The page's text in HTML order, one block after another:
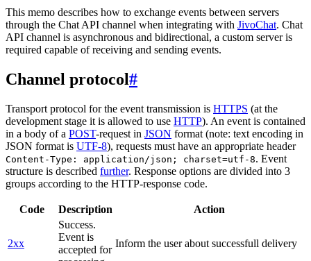
This memo describes how to exchange events between servers
through the Chat API channel when integrating with JivoChat. Chat
API channel is asynchronous and bidirectional, a custom server is
required capable of receiving and sending events.
Channel protocol#
Transport protocol for the event transmission is HTTPS (at the
development stage it is allowed to use HTTP). An event is contained
in a body of a POST-request in JSON format (note: text encoding in
JSON format is UTF-8), requests must have an appropriate header
Content-Type: application/json; charset=utf-8. Event
structure is described further. Response options are divided into 3
groups according to the HTTP-response code.
Code Description Action
2xx
Success.
Event is
accepted for
Inform the user about successfull delivery